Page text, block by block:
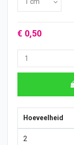
€ 0,50
Hoeveelheid
2